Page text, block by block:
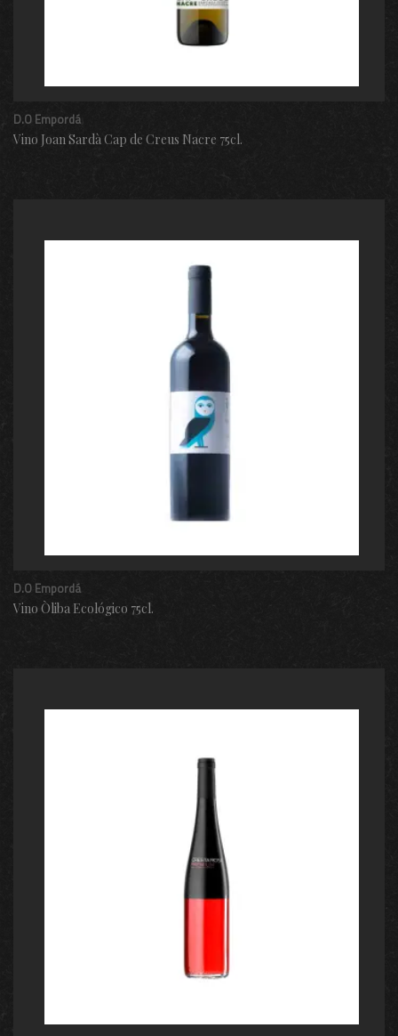
D.O Empordá
Vino Joan Sardà Cap de Creus Nacre 75cl.
D.O Empordá
Vino Òliba Ecológico 75cl.